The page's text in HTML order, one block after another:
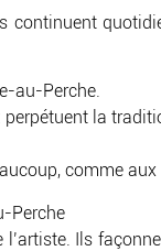
continuent
au-Perche.
perpétuent la
comme aux
Perche
Ils